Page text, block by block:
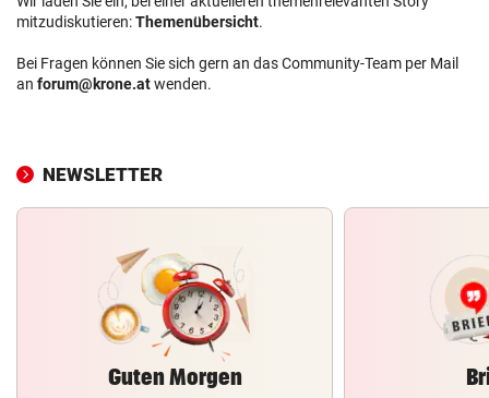
mitzudiskutieren:Themenübersicht.
Bei Fragen können Sie sich gern an das Community-Team per Mail
an forum@krone.atwenden.
NEWSLETTER
Guten Morgen